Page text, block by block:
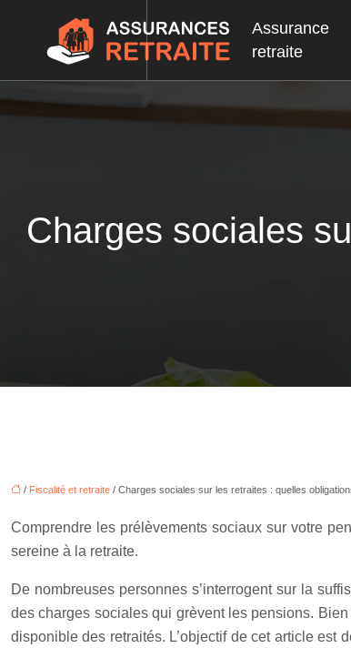
Assurance
retraite
Charges sociales
/ Fiscalité et retraite / Charges sociales sur les retraites : quelles
Comprendre les prélèvements sociaux sur votre
sereine à la retraite.
De nombreuses personnes s’interrogent sur la
des charges sociales qui grèvent les pensions.
disponible des retraités. L’objectif de cet article est